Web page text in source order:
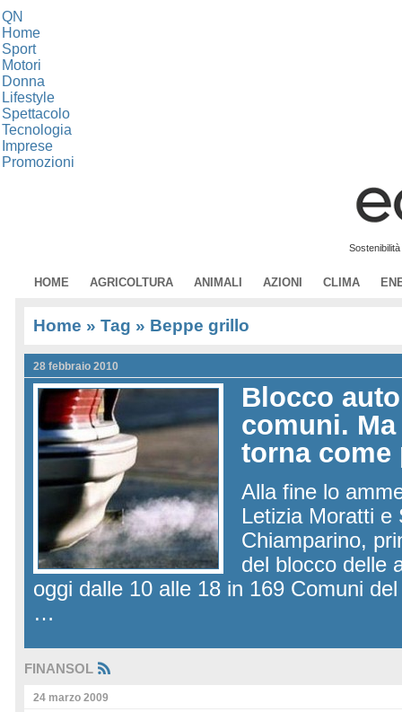
QN
Home
Sport
Motori
Donna
Lifestyle
Spettacolo
Tecnologia
Imprese
Promozioni
HOME AGRICOLTURA ANIMALI AZIONI CLIMA
Home » Tag » Beppe grillo
28 febbraio 2010
Blocco
comuni.
torna come
Alla fine lo
Letizia Moratti e
Chiamparino,
del blocco delle
oggi dalle 10 alle 18 in 169 Comuni
…
FINANSOL
24 marzo 2009